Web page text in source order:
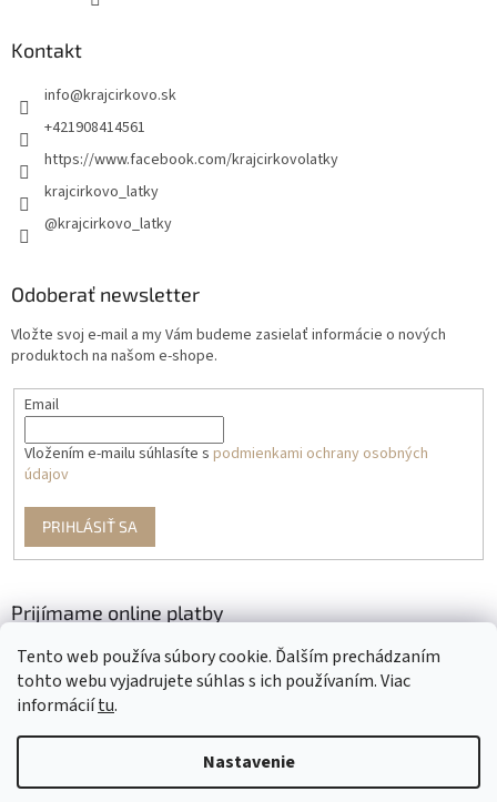
Tento web používa súbory cookie. Ďalším prechádzaním
tohto webu vyjadrujete súhlas s ich používaním. Viac
informáciítu.
Nastavenie
Kontakt
info@krajcirkovo.sk
+421908414561
https://www.facebook.com/krajcirkovolatky
krajcirkovo_latky
@krajcirkovo_latky
Odoberať newsletter
Vložte svoj e-mail a my Vám budeme zasielať informácie o nových
produktoch na našom e-shope.
Email
Vložením e-mailu súhlasíte s podmienkami ochrany osobných
údajov
PRIHLÁSIŤ SA
Prijímame online platby
Vytvoril Shoptet